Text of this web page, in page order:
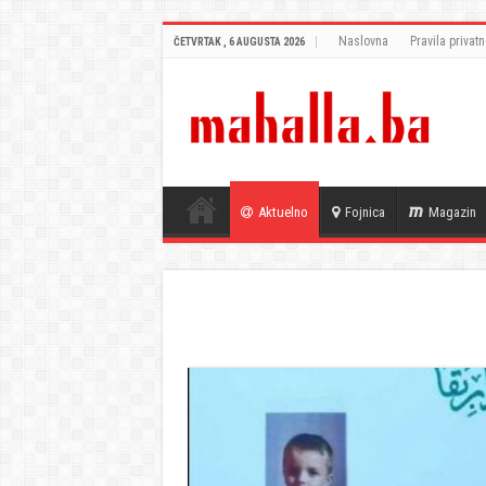
ČETVRTAK , 6 AUGUSTA 2026 Naslovna Pravila
Aktuelno Fojnica Magazin